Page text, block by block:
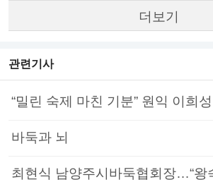
더보기
관련기사
“밀린 숙제 마친 기분” 원익 이희
바둑과 뇌
최현식 남양주시바둑협회장…“왕